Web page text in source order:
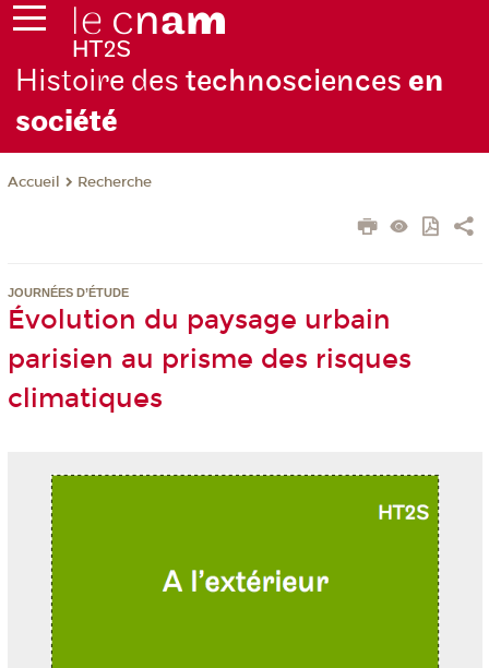
Histoire des technosciences en
société
Accueil Recherche
JOURNÉES D’ÉTUDE
Évolution du paysage urbain
parisien au prisme des risques
climatiques